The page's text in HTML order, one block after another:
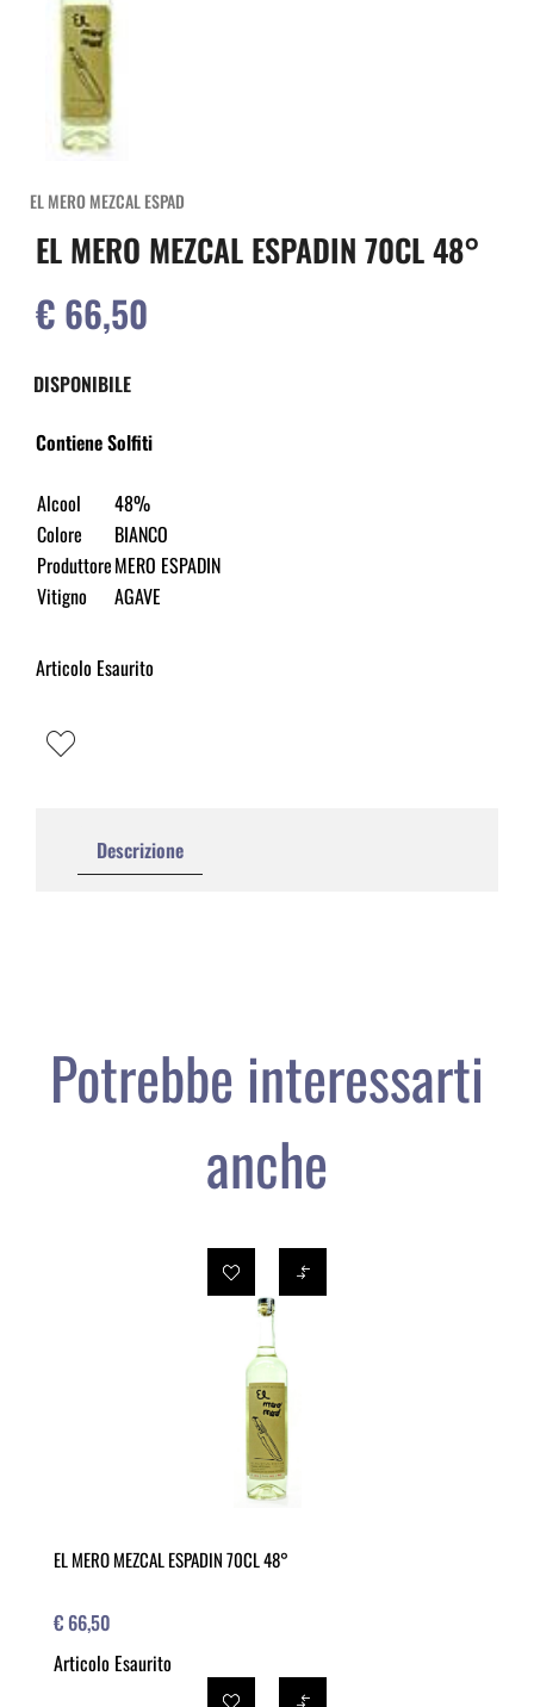
EL MERO MEZCAL ESPAD
EL MERO MEZCAL ESPADIN 70CL 48°
€ 66,50
DISPONIBILE
Contiene Solfiti
Alcool
48%
Colore
BIANCO
ProduttoreMERO ESPADIN
Vitigno
AGAVE
Articolo Esaurito
Descrizione
Potrebbe interessarti
anche
EL MERO MEZCAL ESPADIN 70CL 48°
€ 66,50
Articolo Esaurito